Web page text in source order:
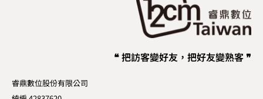
❝ 把訪客變好友，把好友變熟客 ❞
睿鼎數位股份有限公司